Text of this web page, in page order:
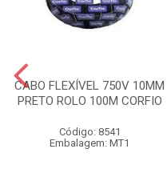
CABO FLEXÍVEL 750V 10MM
PRETO ROLO 100M CORFIO
Código: 8541
Embalagem: MT1